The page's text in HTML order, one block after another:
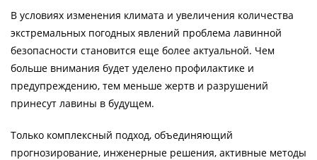
В условиях изменения климата и увеличения количества
экстремальных погодных явлений проблема лавинной
безопасности становится еще более актуальной. Чем
больше внимания будет уделено профилактике и
предупреждению, тем меньше жертв и разрушений
принесут лавины в будущем.
Только комплексный подход, объединяющий
прогнозирование, инженерные решения, активные методы